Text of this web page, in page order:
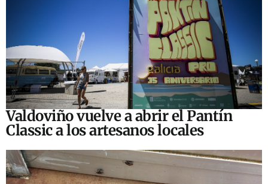
Valdoviño vuelve a abrir el Pantín
Classic a los artesanos locales